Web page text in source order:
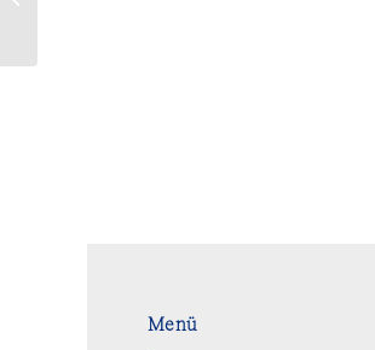
Menü